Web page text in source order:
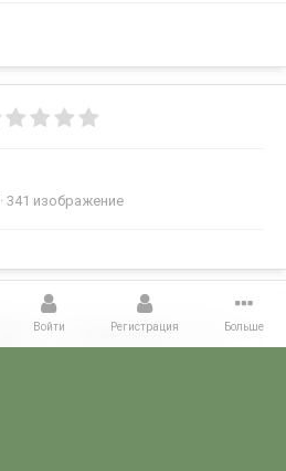
· 341 изображение
Подписчики 0
Войти Регистрация Больше